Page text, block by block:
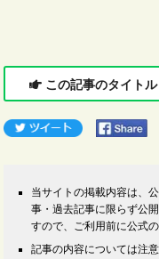
この記事のタイト
当サイトの掲載内容は、
事・過去記事に限らず公
すので、ご利用前に公式
記事の内容については注